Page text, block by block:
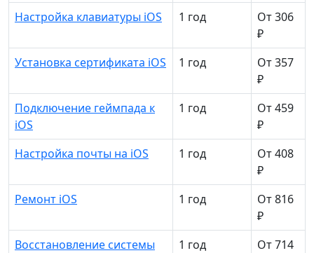
Настройка клавиатуры iOS
1 год
От 306
₽
Установка сертификата iOS
1 год
От 357
₽
Подключение геймпада к
iOS
1 год
От 459
₽
Настройка почты на iOS
1 год
От 408
₽
Ремонт iOS
1 год
От 816
₽
Восстановление системы
1 год
От 714